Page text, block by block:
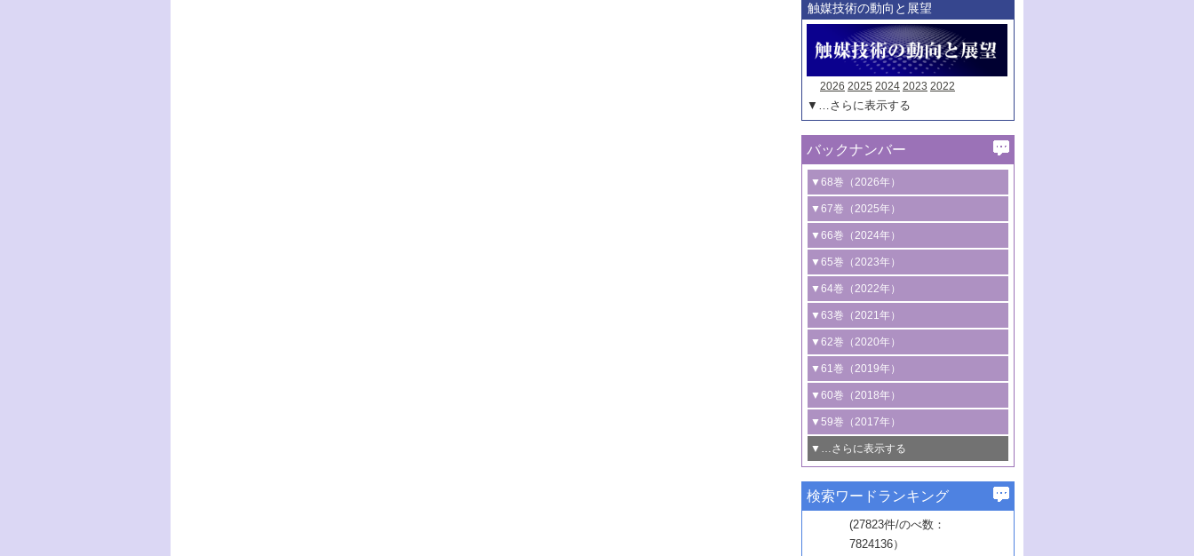
触媒技術の動向と展望
2026 2025 2024 2023 2022
▼…さらに表示する
バックナンバー
▼68巻（2026年）
1号 過酸化水素合成に関する研究動向
2号 コンピューター技術により加速する
触媒開発
3号 有機分子変換やCO 資源化のための
光触媒に関する最近の研究
B号 第137回触媒討論会（2026年）
▼67巻（2025年）
1号 CO
水素化によるグリーン燃料/グリ
ーンケミカル製造
2号 水素製造のための水分解技術に関す
る最近の研究
3号 オレフィン系樹脂の精密合成に関す
る最新技術
4号 アルコール類の効率的変換を実現す
る非貴金属触媒の研究動向
5号 ゼオライトの合成と応用における研
究動向
6号 ヘテロ接合界面
B号 第135回触媒討論会（2025年）
▼66巻（2024年）
1号 低次元ナノ構造を有する触媒材料
2号 規制反応場を活用した固体触媒研究
の新展開
3号 未踏分子変換を目指した酸化触媒プ
ロセスの最前線
4号 シンクロトロン放射光および中性子
線を利用した触媒解析技術の最先端
5号 単原子触媒
6号 参照触媒委員会からのお知らせ
B号 第133回触媒討論会（2023年）
▼65巻（2023年）
1号 炭素が関わる触媒機能
2号 プラスチックケミカルリサイクルの
ための触媒技術
3号 非酸化物系金属化合物を基盤とした
触媒材料の開発
4号 格子酸素・格子酸素欠陥を利用した
触媒反応
5号 生体触媒によるエネルギー変換反応
6号 窒素とリンの循環のための触媒・機
能性材料
▼64巻（2022年）
1号 合成ガス製造とCOを用いるケミカル
ズ合成の最新動向
2号 化学品合成のための合金触媒開発
3号 CO の排出削減および有効活用のた
めの触媒技術
4号 若手による情報発信企画～とびたて
若き触媒の研究者たち～（1）
若き触媒の研究者たち～（2）
6号 石油のノーブル・ユースを志向した
触媒技術
▼63巻（2021年）
1号 金触媒の新展開
2号 ペロブスカイト
3号 特殊反応場を利用した触媒的分子変
換反応
4号 多孔質材料を用いた触媒の新展開
5号 情報学的手法を用いた触媒開発
6号 カーボンニュートラルに向けた電解
技術
B号 第127回触媒討論会（2021年・オン
ライン開催(Zoom)のみ）
▼62巻（2020年）
1号 触媒設計を拓く欠陥構造のキャラク
タリゼーション
2号 機能化学品製造に資するクリーンな
触媒的酸化反応
3号 水処理のための触媒化学
4号 光触媒を用いた水分解の最新の研究
動向
5号 次世代の触媒プロセスを支えるマイ
▼61巻（2019年）
1号 物質移動制御に着目した触媒プロセ
ス開発
2号 CO2 フリー水素サプライチェーンに
関わる触媒開発動向
3号 精密高分子合成に関する最近の研究
動向
4号 バイオマス化成品製造のための触媒
▼60巻（2018年）
1号 固体酸触媒の最新の研究動向
2号 二酸化炭素からの有用化学品合成
3号 ナノ粒子・クラスター触媒の最前線
4号 60周年記念企画
5号 進化するゼオライト合成技術
6号 非貴金属系触媒における電気化学的
▼59巻（2017年）
1号 いたるところに，触媒
最先端技術
3号 無機分離膜材料の開発と触媒反応プ
ロセスへの適用
▼…さらに表示する
1号 ユニークな構造の高分子を生み出す触
2号 リグニンからの化成品製造に向けた触
▼57巻（2015年）
1号 水素キャリアにかかわる触媒技術の新
▼56巻（2014年）
検索ワードランキング
(27823件/のべ数：
7824136）